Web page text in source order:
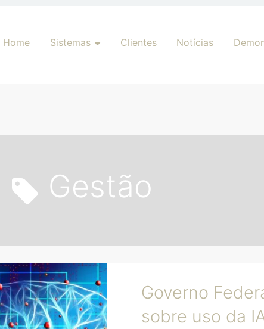
Pular para o conteúdo
Home Sistemas Clientes Notícias
Gestão
Governo
sobre uso da